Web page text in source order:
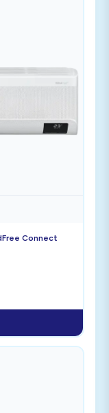
Connect